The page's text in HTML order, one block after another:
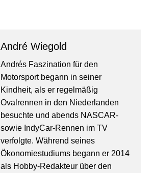
André Wiegold
Andrés Faszination für den
Motorsport begann in seiner
Kindheit, als er regelmäßig
Ovalrennen in den Niederlanden
besuchte und abends NASCAR-
sowie IndyCar-Rennen im TV
verfolgte. Während seines
Ökonomiestudiums begann er 2014
als Hobby-Redakteur über den